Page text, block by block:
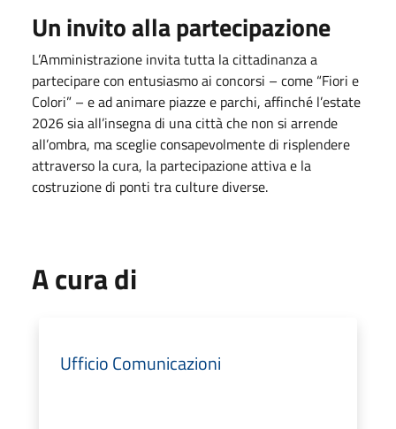
Un invito alla partecipazione
L’Amministrazione invita tutta la cittadinanza a
partecipare con entusiasmo ai concorsi – come “Fiori e
Colori” – e ad animare piazze e parchi, affinché l’estate
2026 sia all’insegna di una città che non si arrende
all’ombra, ma sceglie consapevolmente di risplendere
attraverso la cura, la partecipazione attiva e la
costruzione di ponti tra culture diverse.
A cura di
Ufficio Comunicazioni